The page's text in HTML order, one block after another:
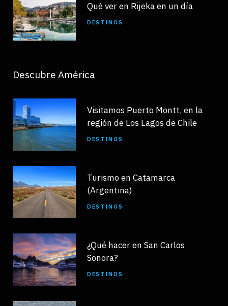
Qué ver en Rijeka en un día
DESTINOS
Descubre América
Visitamos Puerto Montt, en la
región de Los Lagos de Chile
DESTINOS
Turismo en Catamarca
(Argentina)
DESTINOS
¿Qué hacer en San Carlos
Sonora?
DESTINOS